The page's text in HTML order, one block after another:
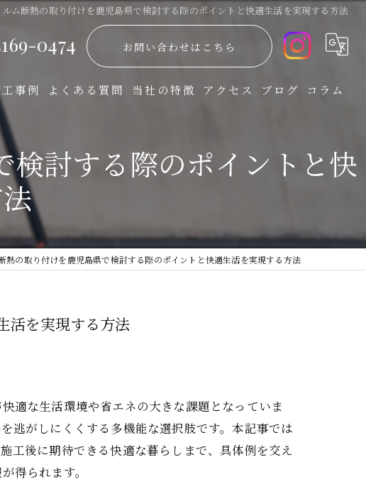
ム断熱の取り付けを鹿児島県で検討する際のポイントと快適生活を実現する方法
0474 お問い合わせはこちら
事例 よくある質問 当社の特徴
飛散防止
UVカット
アクセス ブログ コラム
検討する際のポイントと快
熱の取り付けを鹿児島県で検討する際のポイントと快適生活を実現する方法
活を実現する方法
適な生活環境や省エネの大きな課題となっていま
逃がしにくくする多機能な選択肢です。本記事では
工後に期待できる快適な暮らしまで、具体例を交え
得られます。